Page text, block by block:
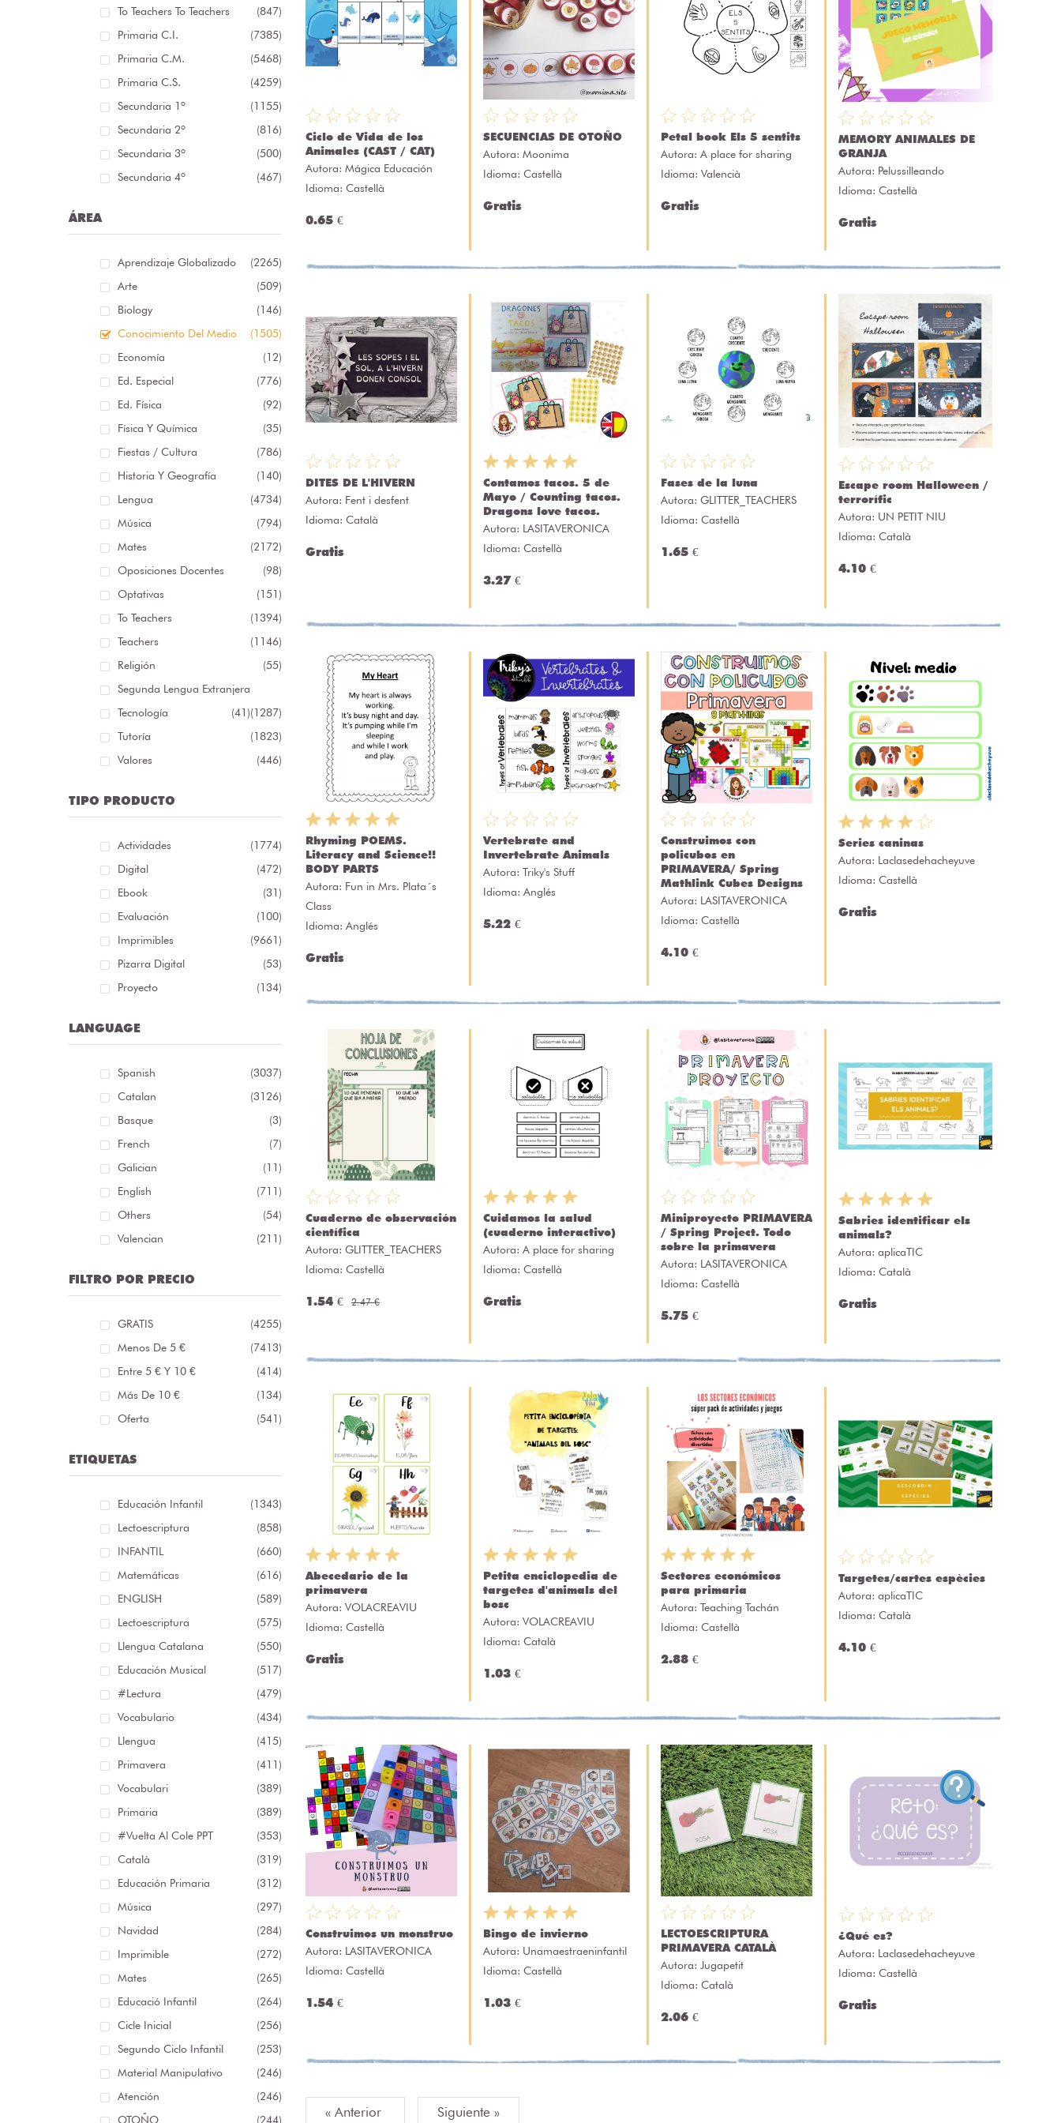
To Teachers To Teachers
(847)
Primaria C.I.
(7385)
Primaria C.M.
(5468)
Primaria C.S.
(4259)
Secundaria 1º
(1155)
Secundaria 2º
(816)
Secundaria 3º
(500)
Secundaria 4º
(467)
ÁREA
Aprendizaje Globalizado
(2265)
Arte
(509)
Biology
(146)
Conocimiento Del Medio
(1505)
Economía
(12)
Ed. Especial
(776)
Ed. Física
(92)
Física Y Química
(35)
Fiestas / Cultura
(786)
Historia Y Geografía
(140)
Lengua
(4734)
Música
(794)
Mates
(2172)
Oposiciones Docentes
(98)
Optativas
(151)
To Teachers
(1394)
Teachers
(1146)
Religión
(55)
Segunda Lengua Extranjera
(1287)
Tecnología
(41)
Tutoría
(1823)
Valores
(446)
TIPO PRODUCTO
Actividades
(1774)
Digital
(472)
Ebook
(31)
Evaluación
(100)
Imprimibles
(9661)
Pizarra Digital
(53)
Proyecto
(134)
LANGUAGE
Spanish
(3037)
Catalan
(3126)
Basque
(3)
French
(7)
Galician
(11)
English
(711)
Others
(54)
Valencian
(211)
FILTRO POR PRECIO
GRATIS
(4255)
Menos De 5 €
(7413)
Entre 5 € Y 10 €
(414)
Más De 10 €
(134)
Oferta
(541)
ETIQUETAS
Educación Infantil
(1343)
Lectoescriptura
(858)
INFANTIL
(660)
Matemáticas
(616)
ENGLISH
(589)
Lectoescriptura
(575)
Llengua Catalana
(550)
Educación Musical
(517)
#lectura
(479)
Vocabulario
(434)
Llengua
(415)
Primavera
(411)
Vocabulari
(389)
Primaria
(389)
#Vuelta Al Cole PPT
(353)
Català
(319)
Educación Primaria
(312)
Música
(297)
Navidad
(284)
Imprimible
(272)
Mates
(265)
Educació Infantil
(264)
Cicle Inicial
(256)
Segundo Ciclo Infantil
(253)
Material Manipulativo
(246)
Atención
(246)
OTOÑO
(244)
Ciclo de Vida de los
Animales (CAST / CAT)
Autora: Mágica Educación
Idioma: Castellà
0.65 €
SECUENCIAS DE OTOÑO
Autora: Moonima
Idioma: Castellà
Gratis
Petal book Els 5 sentits
Autora: A place for sharing
Idioma: Valencià
Gratis
MEMORY ANIMALES DE
GRANJA
Autora: Pelussilleando
Idioma: Castellà
Gratis
DITES DE L'HIVERN
Autora: Fent i desfent
Idioma: Català
Gratis
Contamos tacos. 5 de
Mayo / Counting tacos.
Dragons love tacos.
Autora: LASITAVERONICA
Idioma: Castellà
3.27 €
Fases de la luna
Autora: GLITTER_TEACHERS
Idioma: Castellà
1.65 €
Escape room Halloween /
terrorífic
Autora: UN PETIT NIU
Idioma: Català
4.10 €
Rhyming POEMS.
Literacy and Science!!
BODY PARTS
Autora: Fun in Mrs. Plata´s
Class
Idioma: Anglés
Gratis
Vertebrate and
Invertebrate Animals
Autora: Triky's Stuff
Idioma: Anglés
5.22 €
Construimos con
policubos en
PRIMAVERA/ Spring
Mathlink Cubes Designs
Autora: LASITAVERONICA
Idioma: Castellà
4.10 €
Series caninas
Autora: Laclasedehacheyuve
Idioma: Castellà
Gratis
Cuaderno de observación
científica
Autora: GLITTER_TEACHERS
Idioma: Castellà
1.54 € 2.47 €
Cuidamos la salud
(cuaderno interactivo)
Autora: A place for sharing
Idioma: Castellà
Gratis
Miniproyecto PRIMAVERA
/ Spring Project. Todo
sobre la primavera
Autora: LASITAVERONICA
Idioma: Castellà
5.75 €
Sabries identificar els
animals?
Autora: aplicaTIC
Idioma: Català
Gratis
Abecedario de la
primavera
Autora: VOLACREAVIU
Idioma: Castellà
Gratis
Petita enciclopedia de
targetes d'animals del
bosc
Autora: VOLACREAVIU
Idioma: Català
1.03 €
Sectores económicos
para primaria
Autora: Teaching Tachán
Idioma: Castellà
2.88 €
Targetes/cartes espècies
Autora: aplicaTIC
Idioma: Català
4.10 €
Construimos un monstruo
Autora: LASITAVERONICA
Idioma: Castellà
1.54 €
Bingo de invierno
Autora: Unamaestraeninfantil
Idioma: Castellà
1.03 €
LECTOESCRIPTURA
PRIMAVERA CATALÀ
Autora: Jugapetit
Idioma: Català
2.06 €
¿Qué es?
Autora: Laclasedehacheyuve
Idioma: Castellà
Gratis
« Anterior Siguiente »